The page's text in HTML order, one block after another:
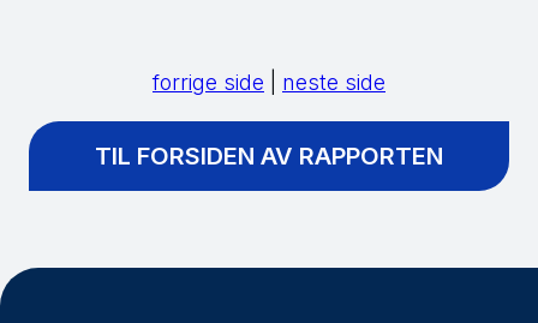
forrige side neste side
TIL FORSIDEN AV RAPPORTEN